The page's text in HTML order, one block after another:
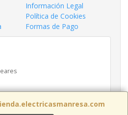
Información Legal
Política de Cookies
Formas de Pago